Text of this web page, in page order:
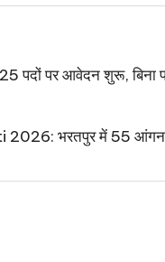
पदों पर आवेदन शुरू, बिना
भरतपुर में 55 आंगनवाड़ी